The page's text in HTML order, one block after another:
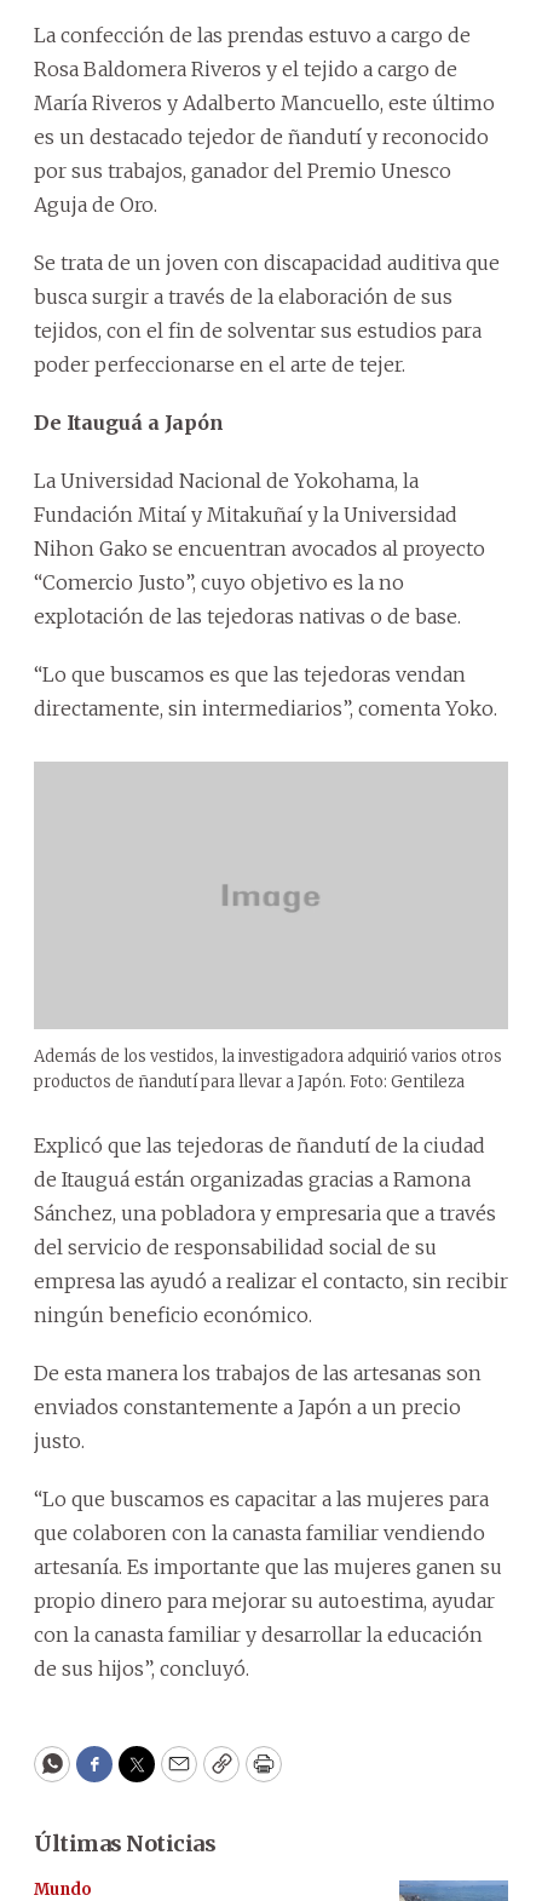
La confección de las prendas estuvo a cargo de
Rosa Baldomera Riveros y el tejido a cargo de
María Riveros y Adalberto Mancuello, este último
es un destacado tejedor de ñandutí y reconocido
por sus trabajos, ganador del Premio Unesco
Aguja de Oro.
Se trata de un joven con discapacidad auditiva que
busca surgir a través de la elaboración de sus
tejidos, con el fin de solventar sus estudios para
poder perfeccionarse en el arte de tejer.
De Itauguá a Japón
La Universidad Nacional de Yokohama, la
Fundación Mitaí y Mitakuñaí y la Universidad
Nihon Gako se encuentran avocados al proyecto
“Comercio Justo”, cuyo objetivo es la no
explotación de las tejedoras nativas o de base.
“Lo que buscamos es que las tejedoras vendan
directamente, sin intermediarios”, comenta Yoko.
Además de los vestidos, la investigadora adquirió varios otros
productos de ñandutí para llevar a Japón. Foto: Gentileza
Explicó que las tejedoras de ñandutí de la ciudad
de Itauguá están organizadas gracias a Ramona
Sánchez, una pobladora y empresaria que a través
del servicio de responsabilidad social de su
empresa las ayudó a realizar el contacto, sin recibir
ningún beneficio económico.
De esta manera los trabajos de las artesanas son
enviados constantemente a Japón a un precio
justo.
“Lo que buscamos es capacitar a las mujeres para
que colaboren con la canasta familiar vendiendo
artesanía. Es importante que las mujeres ganen su
propio dinero para mejorar su autoestima, ayudar
con la canasta familiar y desarrollar la educación
de sus hijos”, concluyó.
WhatsApp
Facebook
Twitter
EmailCopyPrint
Últimas Noticias
Mundo